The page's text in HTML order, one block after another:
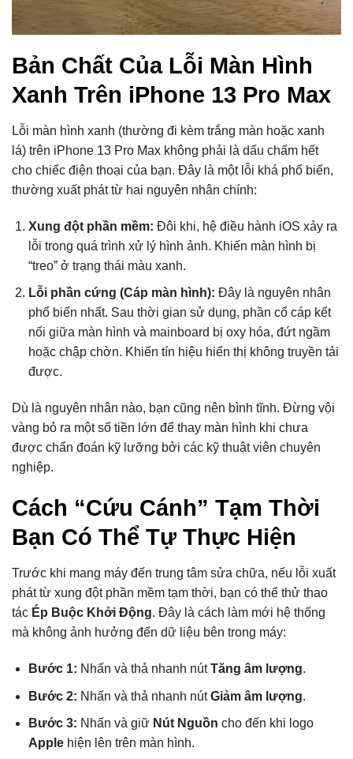
Bản Chất Của Lỗi Màn Hình
Xanh Trên iPhone 13 Pro Max
Lỗi màn hình xanh (thường đi kèm trắng màn hoặc xanh
lá) trên iPhone 13 Pro Max không phải là dấu chấm hết
cho chiếc điện thoại của bạn. Đây là một lỗi khá phổ biến,
thường xuất phát từ hai nguyên nhân chính:
Xung đột phần mềm: Đôi khi, hệ điều hành iOS xảy ra
lỗi trong quá trình xử lý hình ảnh. Khiến màn hình bị
“treo” ở trạng thái màu xanh.
Lỗi phần cứng (Cáp màn hình): Đây là nguyên nhân
phổ biến nhất. Sau thời gian sử dụng, phần cổ cáp kết
nối giữa màn hình và mainboard bị oxy hóa, đứt ngầm
hoặc chập chờn. Khiến tín hiệu hiển thị không truyền tải
được.
Dù là nguyên nhân nào, bạn cũng nên bình tĩnh. Đừng vội
vàng bỏ ra một số tiền lớn để thay màn hình khi chưa
được chẩn đoán kỹ lưỡng bởi các kỹ thuật viên chuyên
nghiệp.
Cách “Cứu Cánh” Tạm Thời
Bạn Có Thể Tự Thực Hiện
Trước khi mang máy đến trung tâm sửa chữa, nếu lỗi xuất
phát từ xung đột phần mềm tạm thời, bạn có thể thử thao
tác Ép Buộc Khởi Động. Đây là cách làm mới hệ thống
mà không ảnh hưởng đến dữ liệu bên trong máy:
Bước 1: Nhấn và thả nhanh nútTăng âm lượng.
Bước 2: Nhấn và thả nhanh nútGiảm âm lượng.
Bước 3: Nhấn và giữ Nút Nguồn cho đến khi logo
Applehiện lên trên màn hình.